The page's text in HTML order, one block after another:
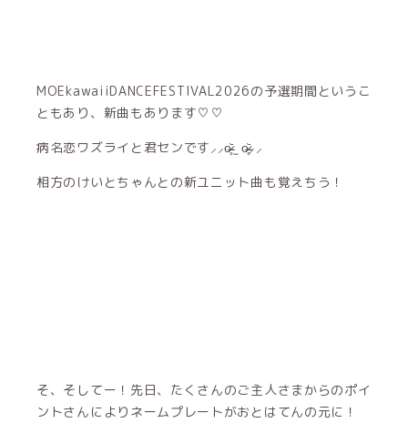
MOEkawaiiDANCEFESTIVAL2026の予選期間というこ
ともあり、新曲もあります♡♡
病名恋ワズライと君センです⸝⸝o̴̶̷̥᷅ ̫ o̴̶̷̥᷅⸝⸝
相方のけいとちゃんとの新ユニット曲も覚えちう！
そ、そしてー！先日、たくさんのご主人さまからのポイ
ントさんによりネームプレートがおとはてんの元に！